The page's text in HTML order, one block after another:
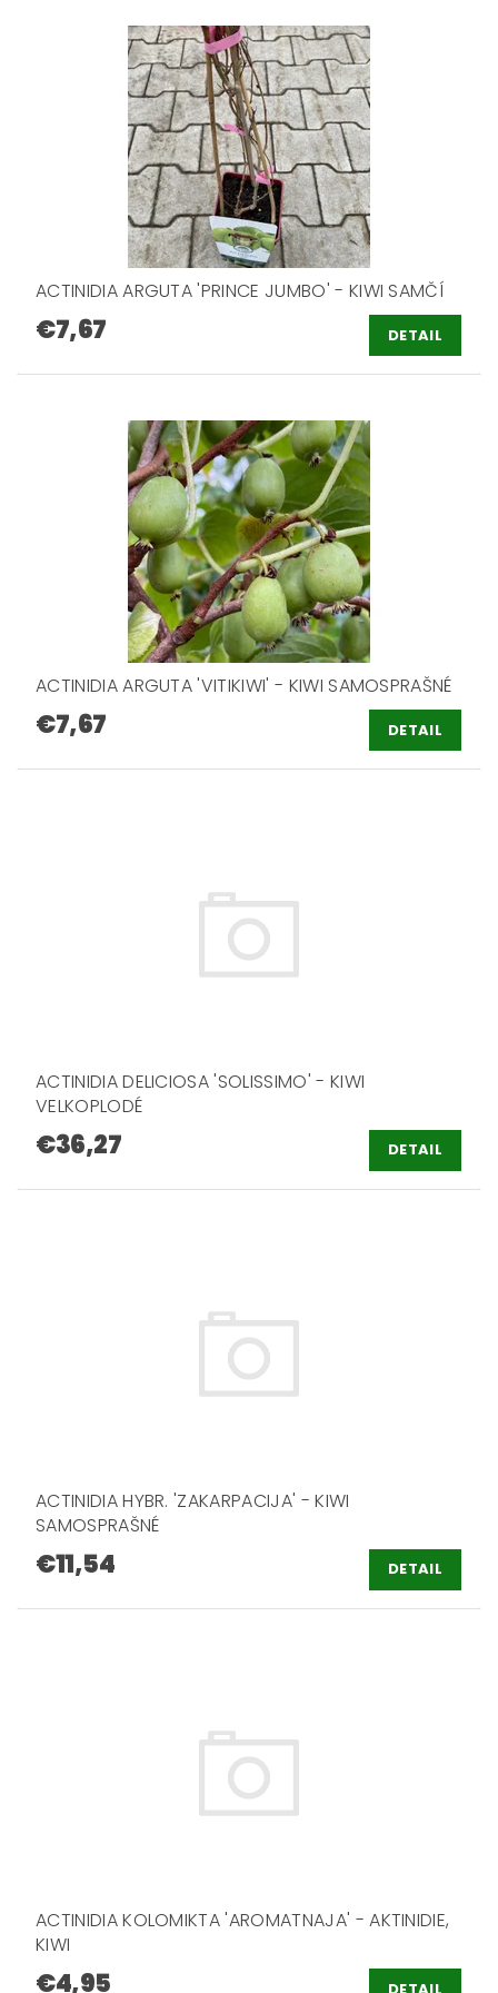
ACTINIDIA ARGUTA 'PRINCE JUMBO' - KIWI SAMČÍ
€7,67 DETAIL
ACTINIDIA ARGUTA 'VITIKIWI' - KIWI SAMOSPRAŠNÉ
€7,67 DETAIL
ACTINIDIA DELICIOSA 'SOLISSIMO' - KIWI
VELKOPLODÉ
€36,27 DETAIL
ACTINIDIA HYBR. 'ZAKARPACIJA' - KIWI
SAMOSPRAŠNÉ
€11,54 DETAIL
ACTINIDIA KOLOMIKTA 'AROMATNAJA' - AKTINIDIE,
KIWI
€4,95 DETAIL